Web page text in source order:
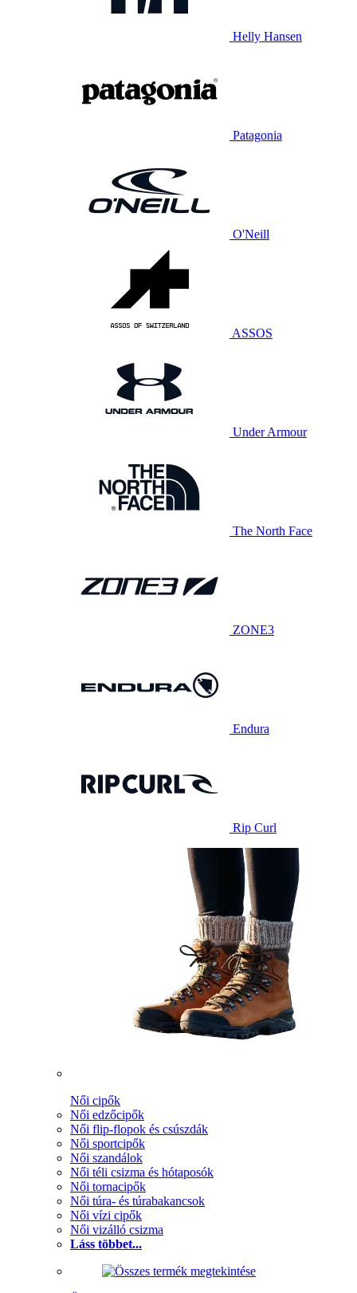
Helly Hansen
Patagonia
O'Neill
ASSOS
Under Armour
The North Face
ZONE3
Endura
Rip Curl
Női cipők
Női edzőcipők
Női flip-flopok és csúszdák
Női sportcipők
Női szandálok
Női téli csizma és hótaposók
Női tornacipők
Női túra- és túrabakancsok
Női vízi cipők
Női vizálló csizma
Láss többet...